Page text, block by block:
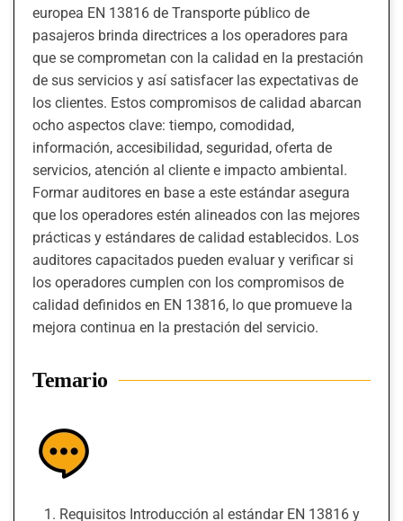
europea EN 13816 de Transporte público de
pasajeros brinda directrices a los operadores para
que se comprometan con la calidad en la prestación
de sus servicios y así satisfacer las expectativas de
los clientes. Estos compromisos de calidad abarcan
ocho aspectos clave: tiempo, comodidad,
información, accesibilidad, seguridad, oferta de
servicios, atención al cliente e impacto ambiental.
Formar auditores en base a este estándar asegura
que los operadores estén alineados con las mejores
prácticas y estándares de calidad establecidos. Los
auditores capacitados pueden evaluar y verificar si
los operadores cumplen con los compromisos de
calidad definidos en EN 13816, lo que promueve la
mejora continua en la prestación del servicio.
Temario
Requisitos Introducción al estándar EN 13816 y